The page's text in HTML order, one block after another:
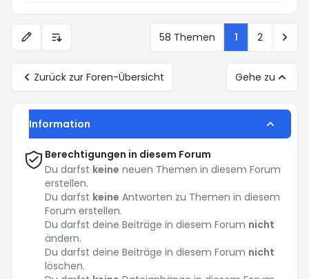
Anzeige- und Sortierungs-Einstellungen
58 Themen 1 2
Zurück zur Foren-Übersicht Gehe zu
Information
Berechtigungen in diesem Forum
Du darfst keine neuen Themen in diesem Forum
erstellen.
Du darfst keine Antworten zu Themen in diesem
Forum erstellen.
Du darfst deine Beiträge in diesem Forum nicht
ändern.
Du darfst deine Beiträge in diesem Forum nicht
löschen.